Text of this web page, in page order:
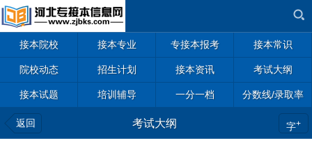
接本院校 接本专业 专接本报考 接本常识
院校动态 招生计划 接本资讯 考试大纲
接本试题 培训辅导 一分一档 分数线/录取率
返回 考试大纲 字+